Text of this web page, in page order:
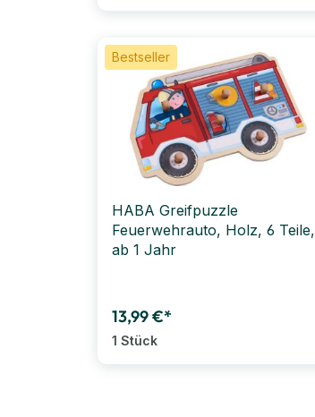
Bestseller
HABA Greifpuzzle
Feuerwehrauto, Holz, 6 Teile,
ab 1 Jahr
13,99 €*
1 Stück